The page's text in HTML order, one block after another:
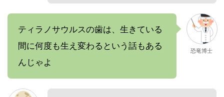
ティラノサウルスの歯は、生きている
間に何度も生え変わるという話もある
んじゃよ
恐竜博士